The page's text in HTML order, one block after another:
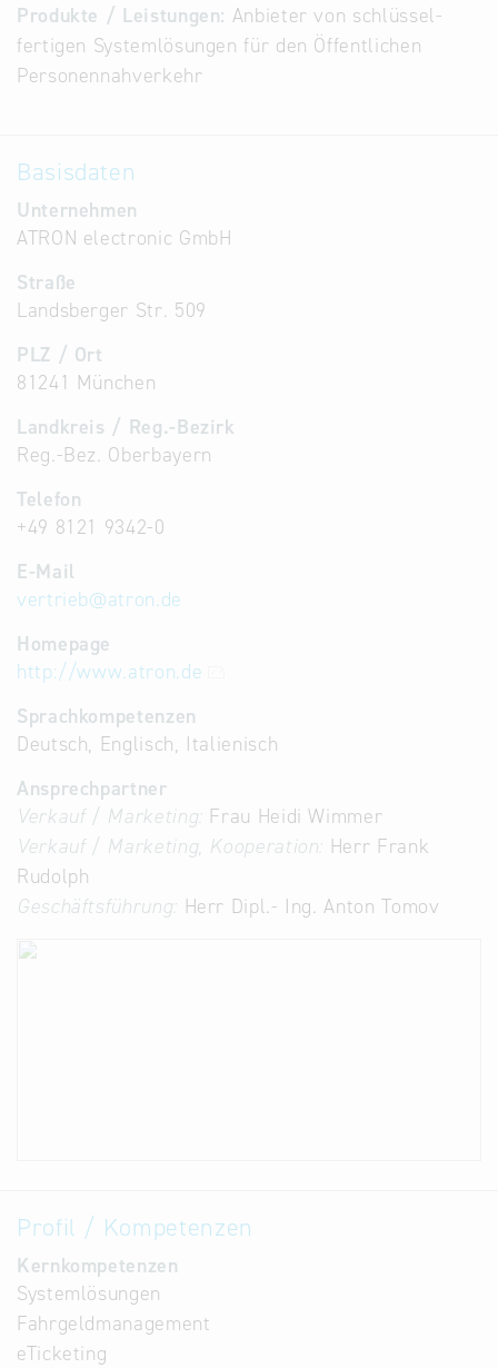
Österreich
und der
Produkte / Leistungen: An­bieter von schlüssel­
fertigen System­lösungen für den Öffent­lichen
Personen­nah­verkehr
Basisdaten
Unternehmen
ATRON electronic GmbH
Straße
Landsberger Str. 509
PLZ / Ort
81241 München
Landkreis / Reg.-Bezirk
Reg.-Bez. Oberbayern
Telefon
+49 8121 9342-0
E-Mail
vertrieb@atron.de
Homepage
http://www.atron.de
Sprachkompetenzen
Deutsch, Englisch, Italienisch
Ansprechpartner
Verkauf / Marketing: Frau Heidi Wimmer
Verkauf / Marketing, Kooperation: Herr Frank
Rudolph
Geschäftsführung: Herr Dipl.- Ing. Anton Tomov
Profil / Kompetenzen
Kernkompetenzen
Systemlösungen
Fahrgeldmanagement
eTicketing